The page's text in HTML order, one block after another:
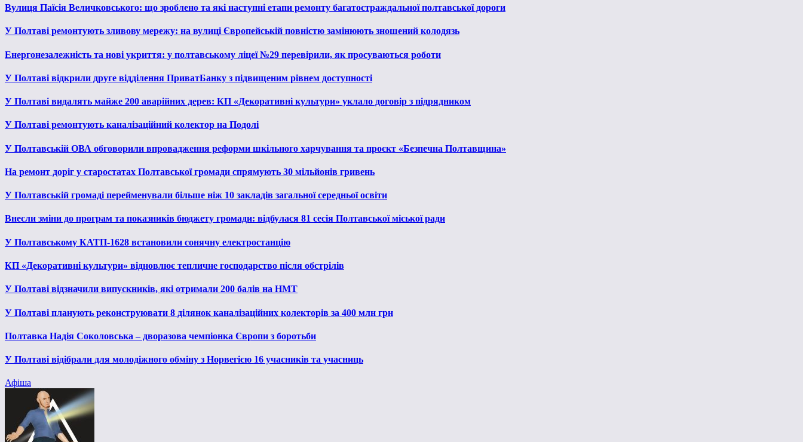
Вулиця Паїсія Величковського: що зроблено та які наступні етапи ремонту багатостраждальної полтавської дороги
У Полтаві ремонтують зливову мережу: на вулиці Європейській повністю замінюють зношений колодязь
Енергонезалежність та нові укриття: у полтавському ліцеї №29 перевірили, як просуваються роботи
У Полтаві відкрили друге відділення ПриватБанку з підвищеним рівнем доступності
У Полтаві видалять майже 200 аварійних дерев: КП «Декоративні культури» уклало договір з підрядником
У Полтаві ремонтують каналізаційний колектор на Подолі
У Полтавській ОВА обговорили впровадження реформи шкільного харчування та проєкт «Безпечна Полтавщина»
На ремонт доріг у старостатах Полтавської громади спрямують 30 мільйонів гривень
У Полтавській громаді перейменували більше ніж 10 закладів загальної середньої освіти
Внесли зміни до програм та показників бюджету громади: відбулася 81 сесія Полтавської міської ради
У Полтавському КАТП-1628 встановили сонячну електростанцію
КП «Декоративні культури» відновлює тепличне господарство після обстрілів
У Полтаві відзначили випускників, які отримали 200 балів на НМТ
У Полтаві планують реконструювати 8 ділянок каналізаційних колекторів за 400 млн грн
Полтавка Надія Соколовська – дворазова чемпіонка Європи з боротьби
У Полтаві відібрали для молодіжного обміну з Норвегією 16 учасників та учасниць
Афіша